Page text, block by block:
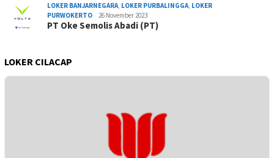
LOKER BANJARNEGARA LOKER PURBALINGGA LOKER
PURWOKERTO
26 November 2023
PT Oke Semolis Abadi (PT)
LOKER CILACAP